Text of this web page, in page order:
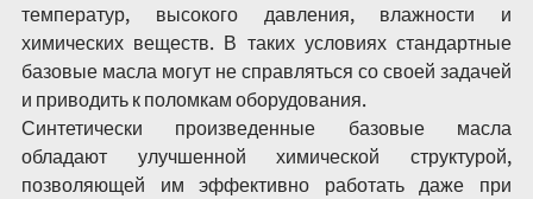
температур, высокого давления, влажности и
химических веществ. В таких условиях стандартные
базовые масла могут не справляться со своей задачей
и приводить к поломкам оборудования.
Синтетически произведенные базовые масла
обладают улучшенной химической структурой,
позволяющей им эффективно работать даже при